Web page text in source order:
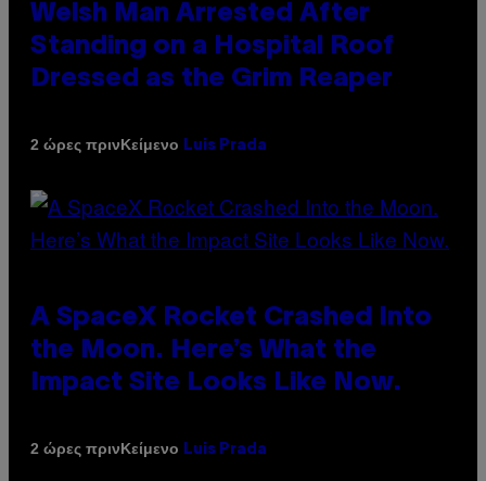
Welsh Man Arrested After
Standing on a Hospital Roof
Dressed as the Grim Reaper
2 ώρες πρινΚείμενο Luis Prada
A SpaceX Rocket Crashed Into
the Moon. Here’s What the
Impact Site Looks Like Now.
2 ώρες πρινΚείμενο Luis Prada